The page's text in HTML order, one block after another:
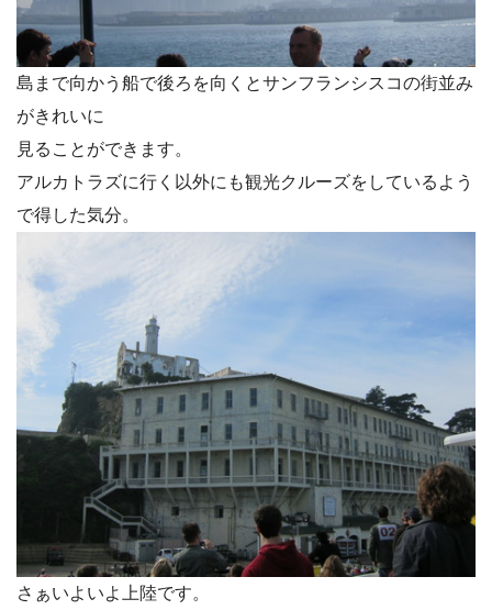
島まで向かう船で後ろを向くとサンフランシスコの街並み
がきれいに
見ることができます。
アルカトラズに行く以外にも観光クルーズをしているよう
で得した気分。
さぁいよいよ上陸です。